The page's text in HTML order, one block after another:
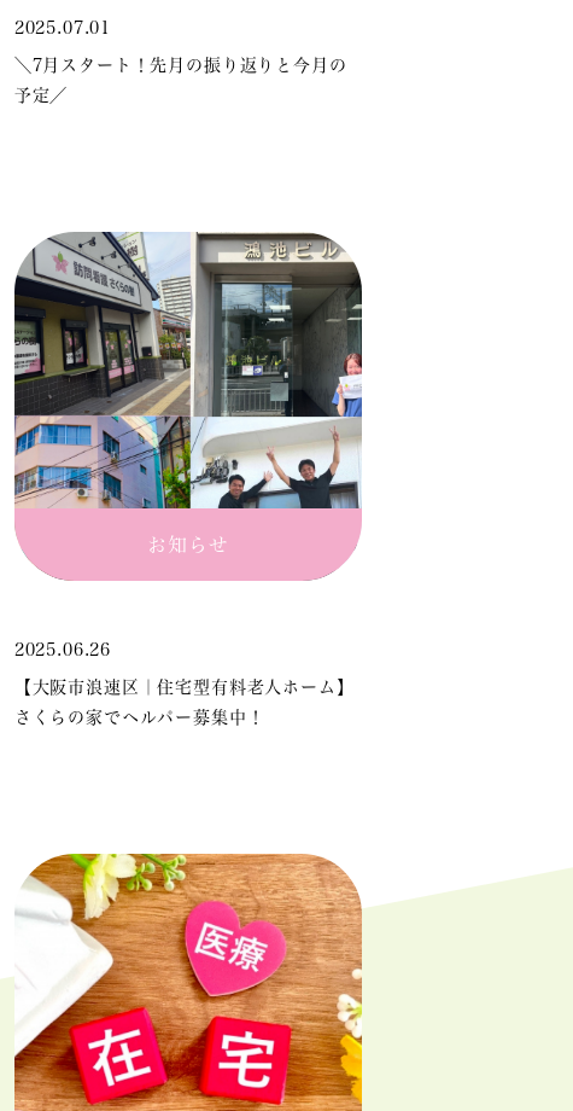
2025.07.01
＼7月スタート！先月の振り返りと今月の
予定／
お知らせ
2025.06.26
【大阪市浪速区｜住宅型有料老人ホーム】
さくらの家でヘルパー募集中！